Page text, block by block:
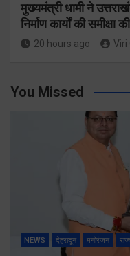
मुख्यमंत्री धामी ने
निर्माण कार्यों की समीक्षा की
20 hours ago Viri
You Missed
NEWS देहरादून मनोरंजन